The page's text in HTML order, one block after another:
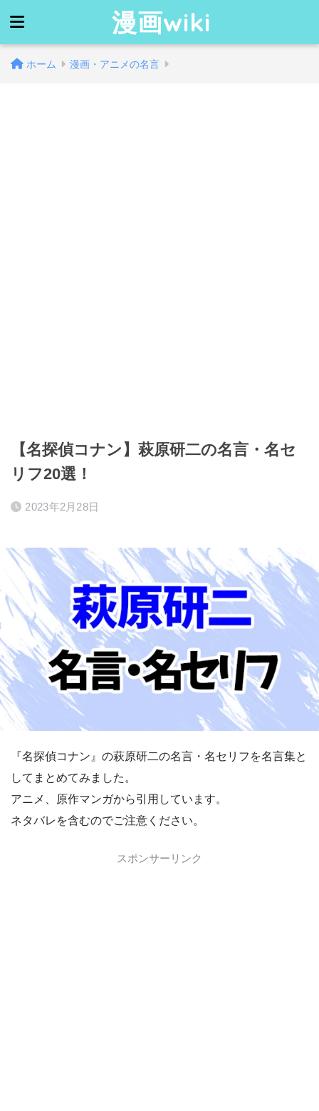
漫画wiki
ホーム 漫画・アニメの名言
【名探偵コナン】萩原研二の名言・名セ
リフ20選！
2023年2月28日
『名探偵コナン』の萩原研二の名言・名セリフを名言集と
してまとめてみました。
アニメ、原作マンガから引用しています。
ネタバレを含むのでご注意ください。
スポンサーリンク